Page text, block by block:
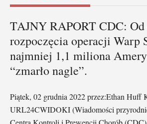
TAJNY RAPORT CDC: Od
rozpoczęcia operacji Warp
najmniej 1,1 miliona
“zmarło nagle”.
Piątek, 02 grudnia 2022 przez:Ethan Huff
URL24CWIDOKI (Wiadomości